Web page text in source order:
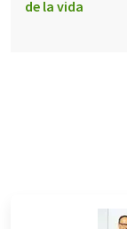
de la vida